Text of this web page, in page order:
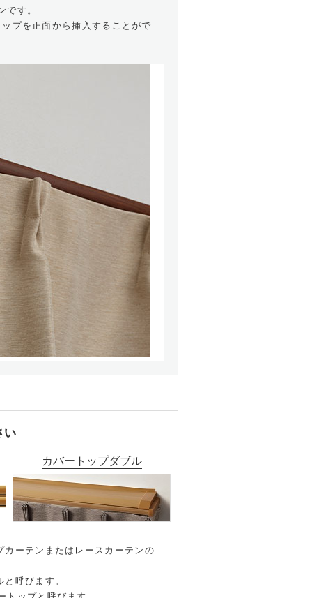
です。
プを正面から挿入することがで
い
カバートップダブル
ーテンまたはレースカーテンの
呼びます。